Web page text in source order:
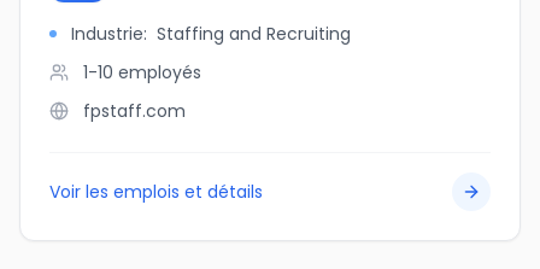
Industrie: Staffing and Recruiting
1-10 employés
fpstaff.com
Voir les emplois et détails